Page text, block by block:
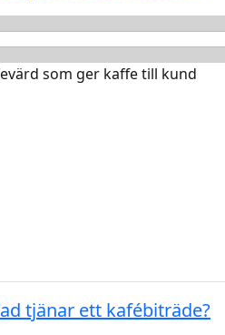
tjänar ett kafébiträde?